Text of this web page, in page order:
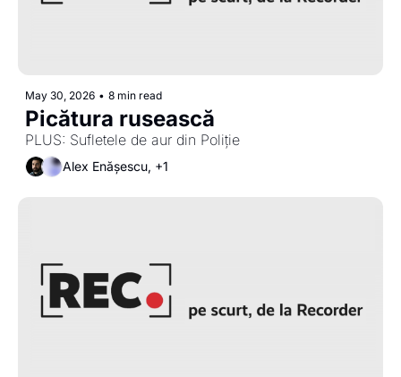
May 30, 2026 • 8 min read
PLUS: Sufletele de aur din Poliție
Alex Enășescu, +1